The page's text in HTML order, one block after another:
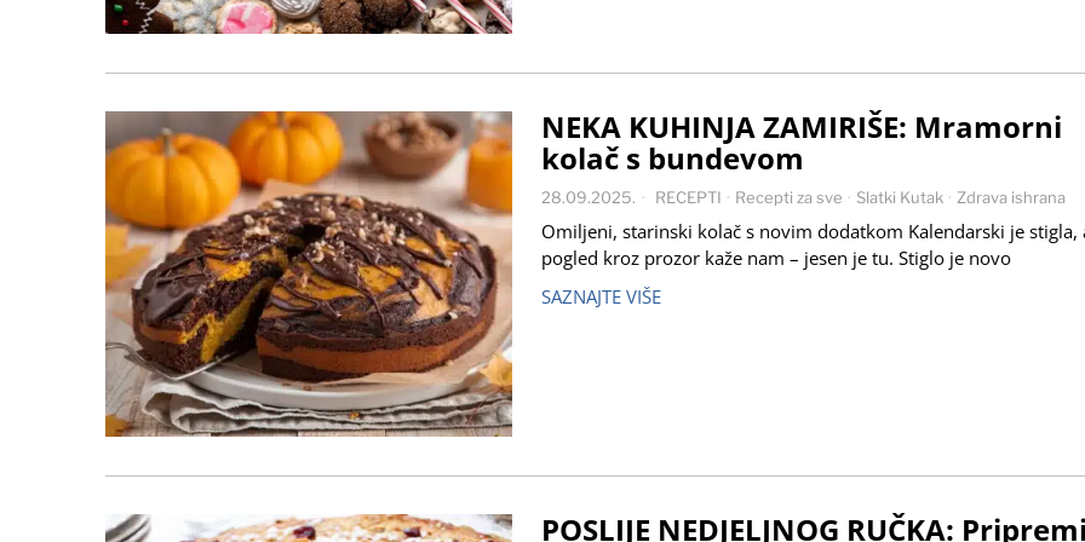
NEKA KUHINJA ZAMIRIŠE: Mramorni
kolač s bundevom
28.09.2025. RECEPTI · Recepti za sve · Slatki Kutak · Zdrava ishrana
Omiljeni, starinski kolač s novim dodatkom Kalendarski je stigla,
pogled kroz prozor kaže nam – jesen je tu. Stiglo je novo
SAZNAJTE VIŠE
POSLIJE NEDJELJNOG RUČKA: